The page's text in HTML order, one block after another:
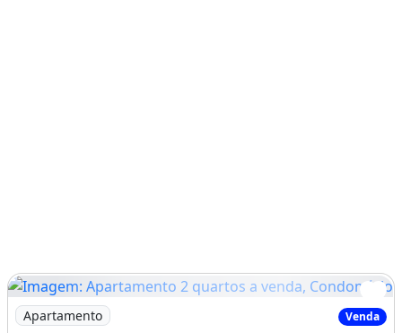
Imagem: Apartamento 2 quartos a venda, Condomínio
Apartamento Venda